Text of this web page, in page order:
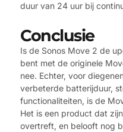
duur van 24 uur bij
Conclusie
Is de Sonos Move 2 de
bent met de originele
nee. Echter, voor
verbeterde batterijduur,
functionaliteiten, is de
Het is een product dat
overtreft, en belooft nog